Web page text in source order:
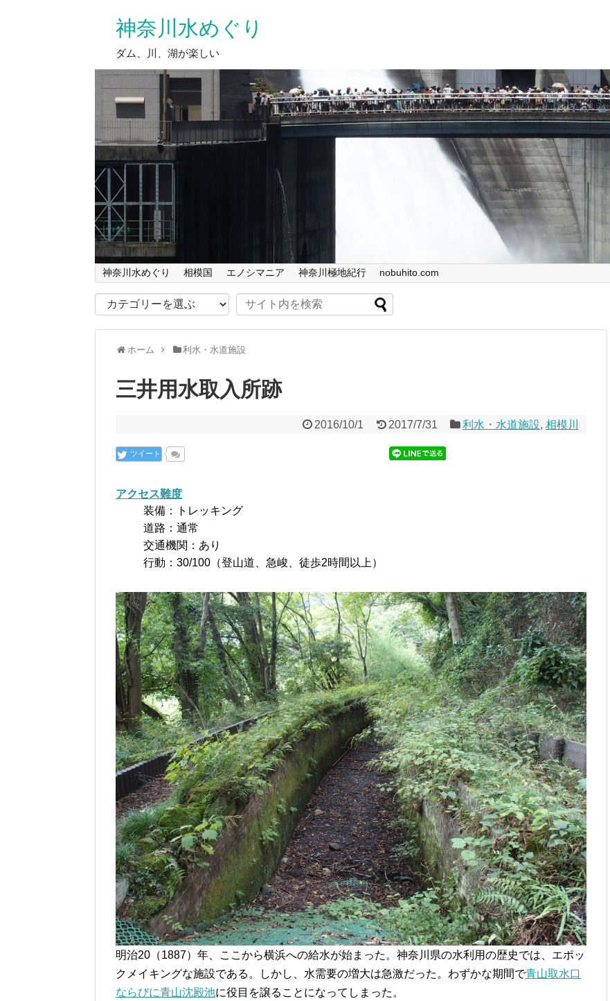
神奈川水めぐり
ダム、川、湖が楽しい
神奈川水めぐり 相模国 エノシマニア 神奈川極地紀行 nobuhito.com
ホーム 利水・水道施設
三井用水取入所跡
2016/10/1 2017/7/31 利水・水道施設, 相模川
ツイート
アクセス難度
装備：トレッキング
道路：通常
交通機関：あり
行動：30/100（登山道、急峻、徒歩2時間以上）
明治20（1887）年、ここから横浜への給水が始まった。神奈川県の水利用の歴史では、エポッ
クメイキングな施設である。しかし、水需要の増大は急激だった。わずかな期間で青山取水口
ならびに青山沈殿池に役目を譲ることになってしまった。